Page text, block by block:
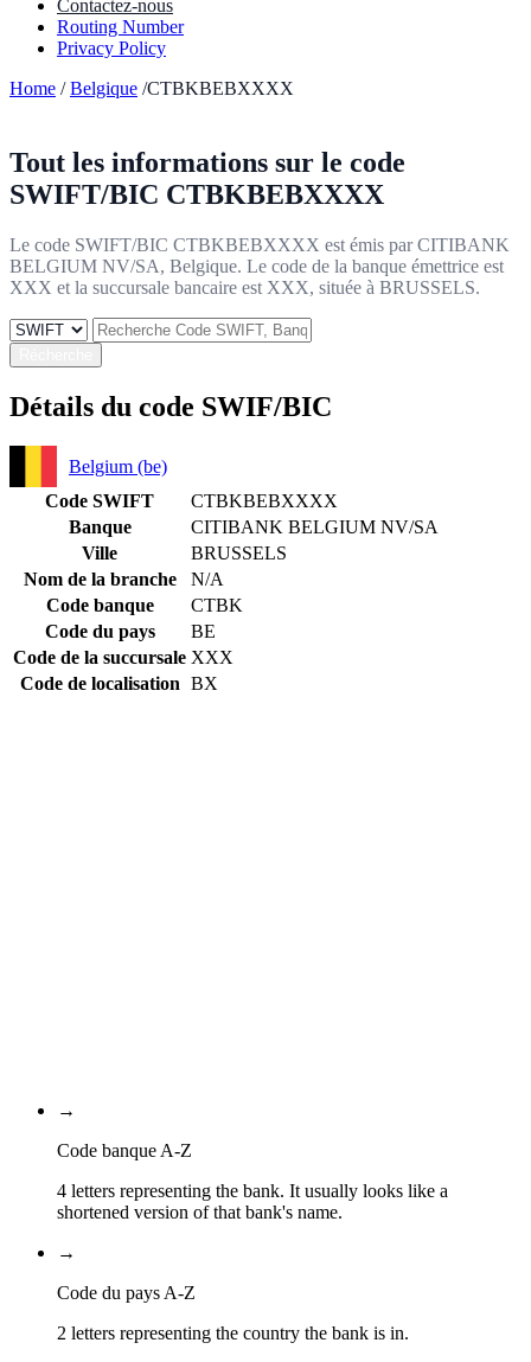
Contactez-nous
Routing Number
Privacy Policy
Home /Belgique /CTBKBEBXXXX
Tout les informations sur le code
SWIFT/BIC CTBKBEBXXXX
Le code SWIFT/BIC CTBKBEBXXXX est émis par CITIBANK
BELGIUM NV/SA, Belgique. Le code de la banque émettrice est
XXX et la succursale bancaire est XXX, située à BRUSSELS.
Détails du code SWIF/BIC
Belgium (be)
Code SWIFT
CTBKBEBXXXX
Banque
CITIBANK BELGIUM NV/SA
Ville
BRUSSELS
Nom de la branche
N/A
Code banque
CTBK
Code du pays
BE
Code de la succursale XXX
Code de localisation BX
→
Code banque A-Z
4 letters representing the bank. It usually looks like a
shortened version of that bank's name.
→
Code du pays A-Z
2 letters representing the country the bank is in.